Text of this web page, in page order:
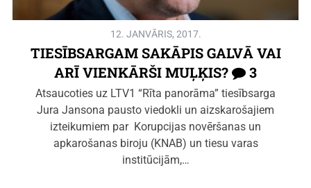
12. JANVĀRIS, 2017.
TIESĪBSARGAM SAKĀPIS GALVĀ VAI
ARĪ VIENKĀRŠI MUĻĶIS?
3
Atsaucoties uz LTV1 “Rīta panorāma” tiesībsarga
Jura Jansona pausto viedokli un aizskarošajiem
izteikumiem par Korupcijas novēršanas un
apkarošanas biroju (KNAB) un tiesu varas
institūcijām,…